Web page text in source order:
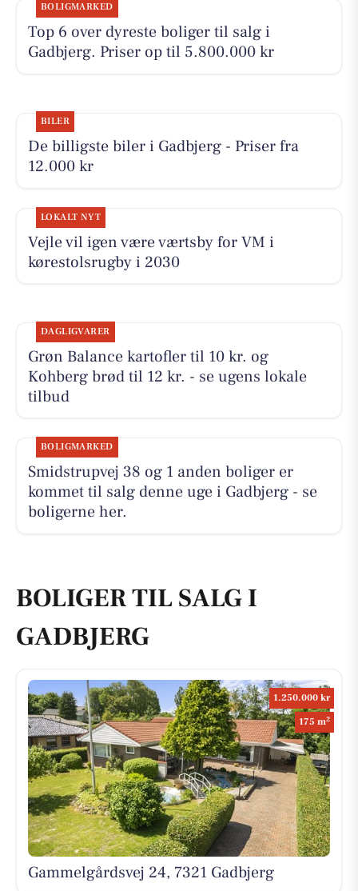
BOLIGMARKED
Top 6 over dyreste boliger til salg i
Gadbjerg. Priser op til 5.800.000 kr
BILER
De billigste biler i Gadbjerg - Priser fra
12.000 kr
LOKALT NYT
Vejle vil igen være værtsby for VM i
kørestolsrugby i 2030
DAGLIGVARER
Grøn Balance kartofler til 10 kr. og
Kohberg brød til 12 kr. - se ugens lokale
tilbud
BOLIGMARKED
Smidstrupvej 38 og 1 anden boliger er
kommet til salg denne uge i Gadbjerg - se
boligerne her.
BOLIGER TIL SALG I
GADBJERG
1.250.000 kr
175 m2
Gammelgårdsvej 24, 7321 Gadbjerg